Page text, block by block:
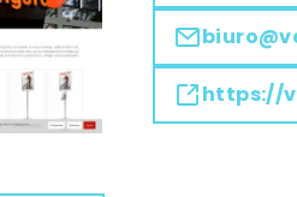
https://